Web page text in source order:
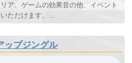
ア、ゲームの効果音の他、イベント
ただけます。...
ップジングル